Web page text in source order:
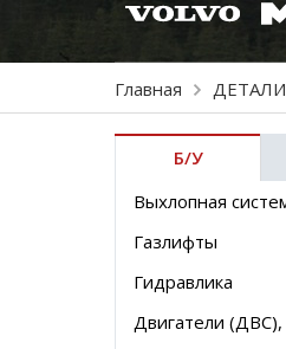
Главная
Б/У
Выхлопная
Газлифты
Гидравлика
Двигатели